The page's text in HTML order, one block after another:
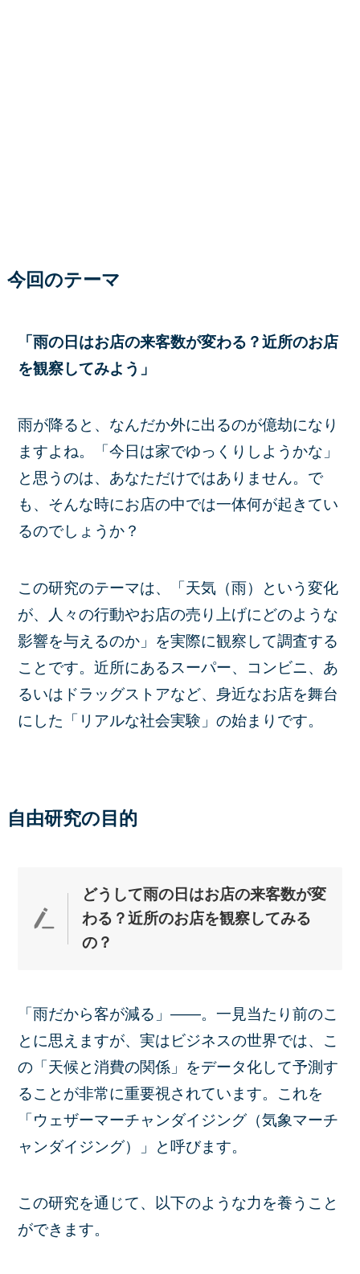
今回のテーマ
「雨の日はお店の来客数が変わる？近所のお店
を観察してみよう 」
雨が降ると、なんだか外に出るのが億劫になり
ますよね。「今日は家でゆっくりしようかな」
と思うのは、あなただけではありません。で
も、そんな時にお店の中では一体何が起きてい
るのでしょうか？
この研究のテーマは、「天気（雨）という変化
が、人々の行動やお店の売り上げにどのような
影響を与えるのか」を実際に観察して調査する
ことです。近所にあるスーパー、コンビニ、あ
るいはドラッグストアなど、身近なお店を舞台
にした「リアルな社会実験」の始まりです。
自由研究の目的
どうして雨の日はお店の来客数が変
わる？近所のお店を観察してみる
の？
「雨だから客が減る」――。一見当たり前のこ
とに思えますが、実はビジネスの世界では、こ
の「天候と消費の関係」をデータ化して予測す
ることが非常に重要視されています。これを
「ウェザーマーチャンダイジング（気象マーチ
ャンダイジング）」と呼びます。
この研究を通じて、以下のような力を養うこと
ができます。